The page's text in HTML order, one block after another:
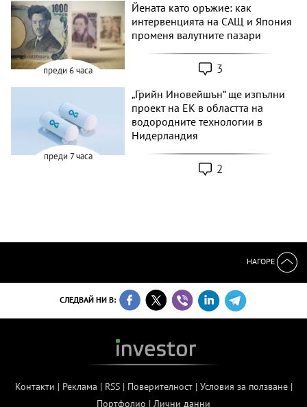
преди 6 часа
Йената като оръжие: как
интервенцията на САЩ и Япония
променя валутните пазари
3
преди 7 часа
„Грийн Иновейшън“ ще изпълни
проект на ЕК в областта на
водородните технологии в
Нидерландия
2
НАГОРЕ
СЛЕДВАЙ НИ В:
Контакти | Реклама | RSS| Поверителност| Условия за ползване|
Портфолио | Лични данни